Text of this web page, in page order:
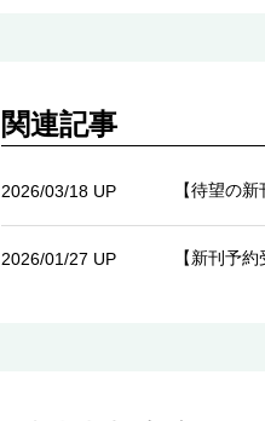
関連記事
2026/03/18 UP 【待望の
2026/01/27 UP 【新刊予